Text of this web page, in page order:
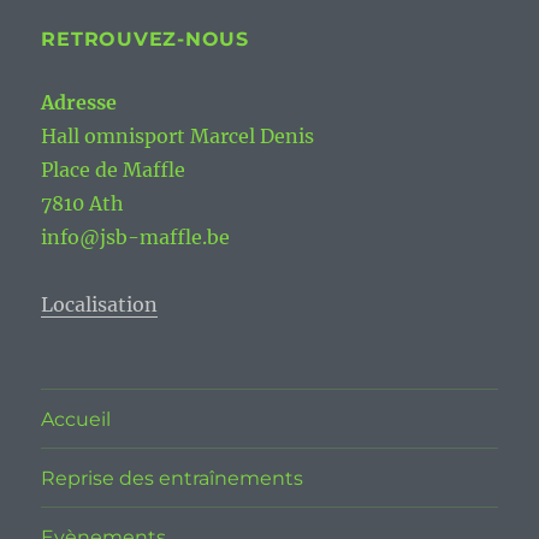
RETROUVEZ-NOUS
Adresse
Hall omnisport Marcel Denis
Place de Maffle
7810 Ath
info@jsb-maffle.be
Localisation
Accueil
Reprise des entraînements